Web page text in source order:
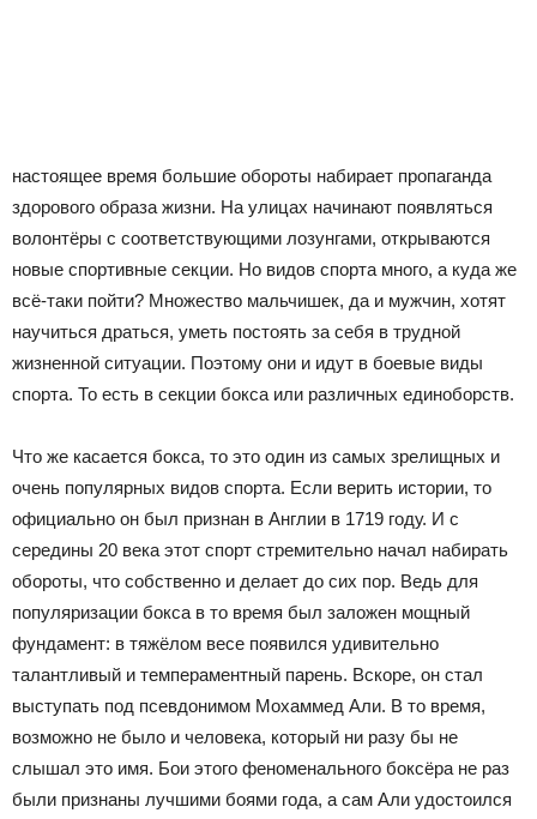
настоящее время большие обороты набирает пропаганда
здорового образа жизни. На улицах начинают появляться
волонтёры с соответствующими лозунгами, открываются
новые спортивные секции. Но видов спорта много, а куда же
всё-таки пойти? Множество мальчишек, да и мужчин, хотят
научиться драться, уметь постоять за себя в трудной
жизненной ситуации. Поэтому они и идут в боевые виды
спорта. То есть в секции бокса или различных единоборств.
Что же касается бокса, то это один из самых зрелищных и
очень популярных видов спорта. Если верить истории, то
официально он был признан в Англии в 1719 году. И с
середины 20 века этот спорт стремительно начал набирать
обороты, что собственно и делает до сих пор. Ведь для
популяризации бокса в то время был заложен мощный
фундамент: в тяжёлом весе появился удивительно
талантливый и темпераментный парень. Вскоре, он стал
выступать под псевдонимом Мохаммед Али. В то время,
возможно не было и человека, который ни разу бы не
слышал это имя. Бои этого феноменального боксёра не раз
были признаны лучшими боями года, а сам Али удостоился